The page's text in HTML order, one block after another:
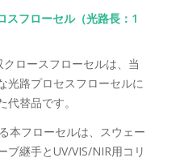
スフローセル（光路長：1
ロースフローセルは、当
光路プロセスフローセルに
替品です。
本フローセルは、スウェー
ブ継手とUV/VIS/NIR用コリ